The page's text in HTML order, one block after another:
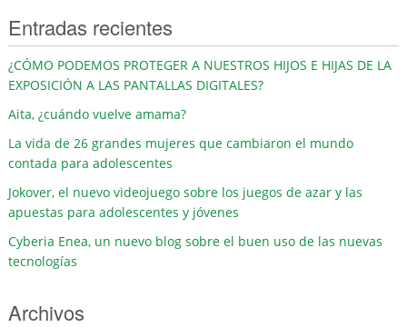
Entradas recientes
¿CÓMO PODEMOS PROTEGER A NUESTROS HIJOS E HIJAS DE LA
EXPOSICIÓN A LAS PANTALLAS DIGITALES?
Aita, ¿cuándo vuelve amama?
La vida de 26 grandes mujeres que cambiaron el mundo
contada para adolescentes
Jokover, el nuevo videojuego sobre los juegos de azar y las
apuestas para adolescentes y jóvenes
Cyberia Enea, un nuevo blog sobre el buen uso de las nuevas
tecnologías
Archivos